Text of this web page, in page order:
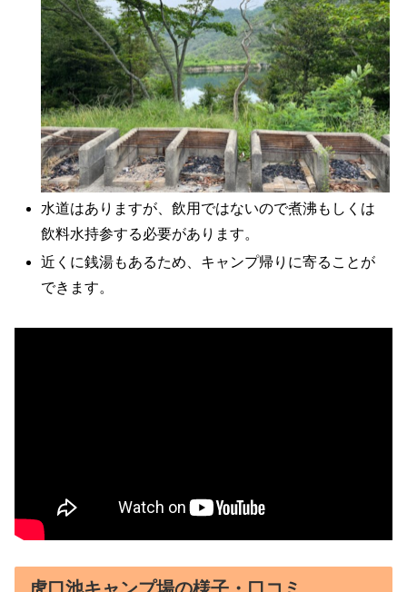
水道はありますが、飲用ではないので煮沸もしくは
飲料水持参する必要があります。
近くに銭湯もあるため、キャンプ帰りに寄ることが
できます。
虎口池キャンプ場の様子・口コミ